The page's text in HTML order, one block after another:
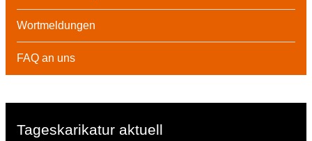
Wortmeldungen
FAQ an uns
Tageskarikatur aktuell